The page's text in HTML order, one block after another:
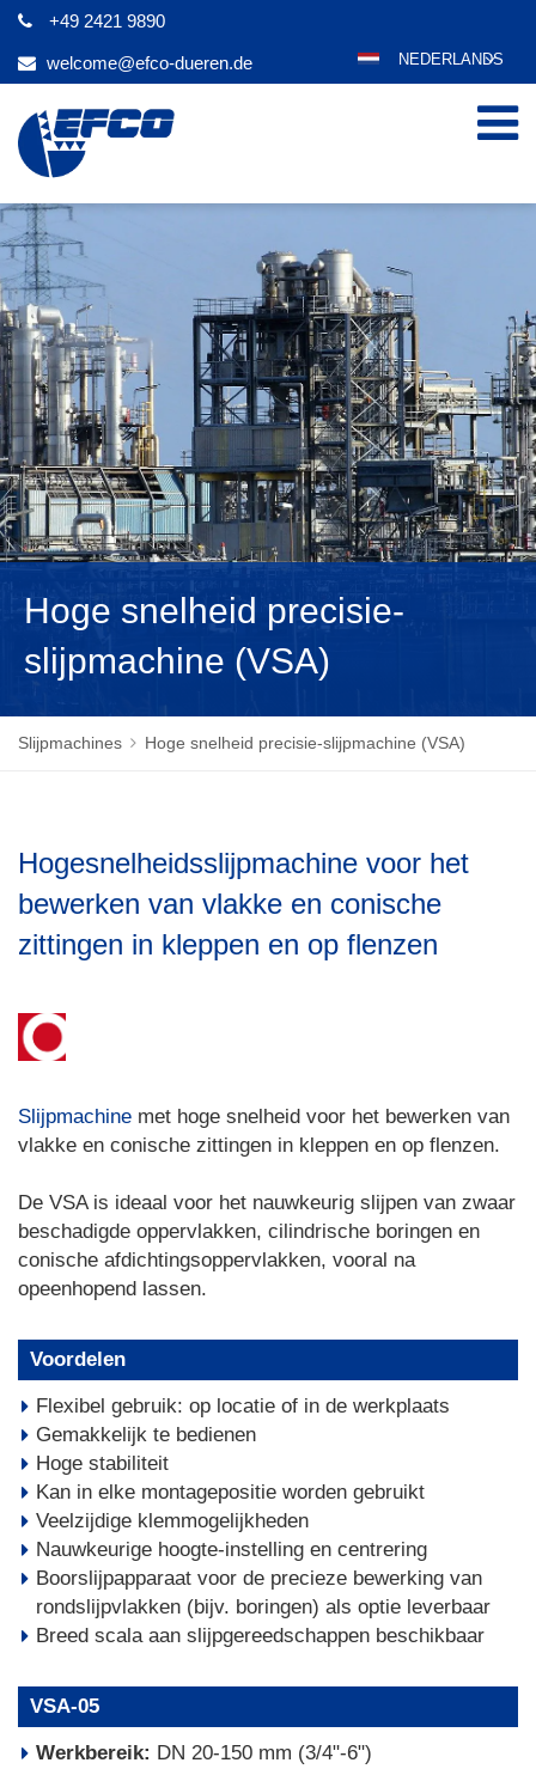
+49 2421 9890
welcome@efco-dueren.de
POLSKI
ITALIANO
عربي
한국어
日本語
ČEŠTINA
PORTUGUÊS
РУССКИЙ
TÜRKÇE
MAGYAR
NEDERLANDS
Hoge snelheid precisie-
slijpmachine (VSA)
Slijpmachines Hoge snelheid precisie-slijpmachine (VSA)
Hogesnelheidsslijpmachine voor het
bewerken van vlakke en conische
zittingen in kleppen en op flenzen
Slijpmachine met hoge snelheid voor het bewerken van
vlakke en conische zittingen in kleppen en op flenzen.
De VSA is ideaal voor het nauwkeurig slijpen van zwaar
beschadigde oppervlakken, cilindrische boringen en
conische afdichtingsoppervlakken, vooral na
opeenhopend lassen.
Voordelen
Flexibel gebruik: op locatie of in de werkplaats
Gemakkelijk te bedienen
Hoge stabiliteit
Kan in elke montagepositie worden gebruikt
Veelzijdige klemmogelijkheden
Nauwkeurige hoogte-instelling en centrering
Boorslijpapparaat voor de precieze bewerking van
rondslijpvlakken (bijv. boringen) als optie leverbaar
Breed scala aan slijpgereedschappen beschikbaar
VSA-05
Werkbereik: DN 20-150 mm (3/4"-6")